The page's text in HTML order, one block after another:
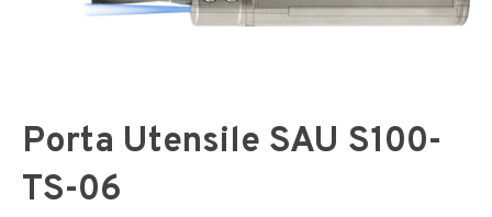
Porta Utensile SAU S100-
TS-06